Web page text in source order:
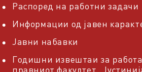
Распоред на работни задачи
Информации од јавен
Јавни набавки
Годишни извештаи за
правниот факултет